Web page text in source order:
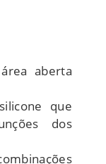
aberta
que
dos